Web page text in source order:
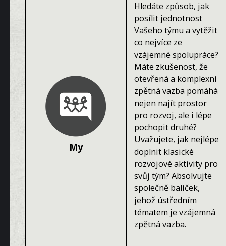
My
Hledáte způsob, jak
posílit jednotnost
Vašeho týmu a vytěžit
co nejvíce ze
vzájemné spolupráce?
Máte zkušenost, že
otevřená a komplexní
zpětná vazba pomáhá
nejen najít prostor
pro rozvoj, ale i lépe
pochopit druhé?
Uvažujete, jak nejlépe
doplnit klasické
rozvojové aktivity pro
svůj tým? Absolvujte
společně balíček,
jehož ústředním
tématem je vzájemná
zpětná vazba.